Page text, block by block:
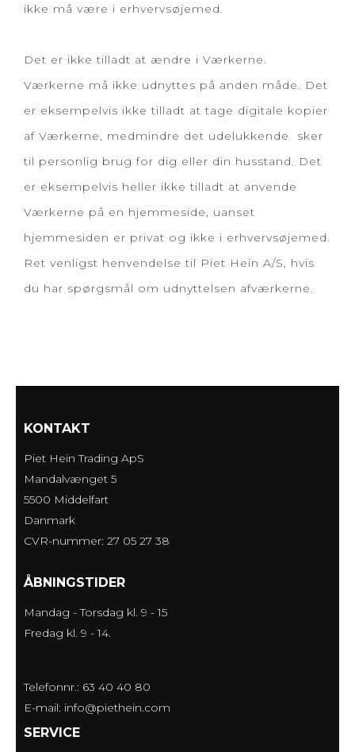
ikke må være i erhvervsøjemed.
Det er ikke tilladt at ændre i Værkerne.
Værkerne må ikke udnyttes på anden måde. Det
er eksempelvis ikke tilladt at tage digitale kopier
af Værkerne, medmindre det udelukkende sker
til personlig brug for dig eller din husstand. Det
er eksempelvis heller ikke tilladt at anvende
Værkerne på en hjemmeside, uanset
hjemmesiden er privat og ikke i erhvervsøjemed.
Ret venligst henvendelse til Piet Hein A/S, hvis
du har spørgsmål om udnyttelsen afværkerne.
KONTAKT
Piet Hein Trading ApS
Mandalvænget 5
5500 Middelfart
Danmark
CVR-nummer: 27 05 27 38
ÅBNINGSTIDER
Mandag - Torsdag kl. 9 - 15
Fredag kl. 9 - 14.
Telefonnr.: 63 40 40 80
E-mail: info@piethein.com
SERVICE